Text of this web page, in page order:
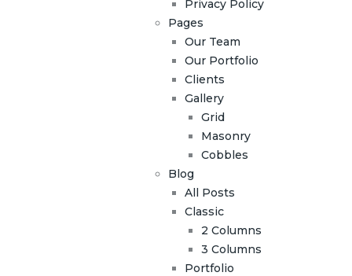
Privacy Policy
Pages
Our Team
Our Portfolio
Clients
Gallery
Grid
Masonry
Cobbles
Blog
All Posts
Classic
2 Columns
3 Columns
Portfolio